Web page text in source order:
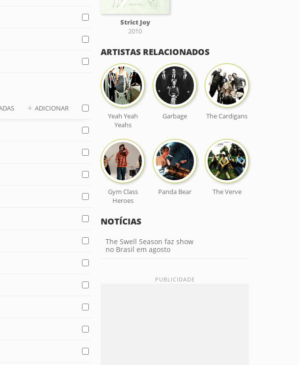
ADICIONAR
Strict Joy
2010
ARTISTAS RELACIONADOS
Yeah Yeah
Yeahs
Garbage The Cardigans
Gym Class
Heroes
Panda Bear The Verve
NOTÍCIAS
The Swell Season faz show
no Brasil em agosto